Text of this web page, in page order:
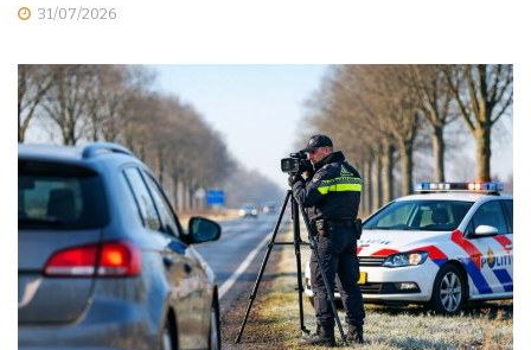
31/07/2026